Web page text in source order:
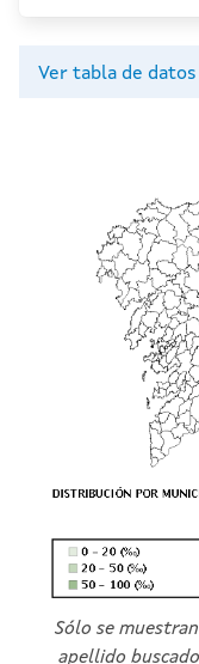
Ver tabla de datos
Sólo se
apellido